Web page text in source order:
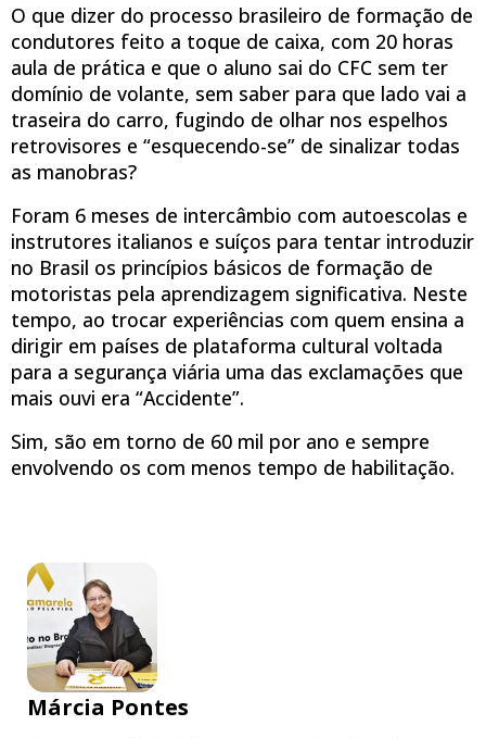
O que dizer do processo brasileiro de formação de
condutores feito a toque de caixa, com 20 horas
aula de prática e que o aluno sai do CFC sem ter
domínio de volante, sem saber para que lado vai a
traseira do carro, fugindo de olhar nos espelhos
retrovisores e “esquecendo-se” de sinalizar todas
as manobras?
Foram 6 meses de intercâmbio com autoescolas e
instrutores italianos e suíços para tentar introduzir
no Brasil os princípios básicos de formação de
motoristas pela aprendizagem significativa. Neste
tempo, ao trocar experiências com quem ensina a
dirigir em países de plataforma cultural voltada
para a segurança viária uma das exclamações que
mais ouvi era “Accidente”.
Sim, são em torno de 60 mil por ano e sempre
envolvendo os com menos tempo de habilitação.
Márcia Pontes